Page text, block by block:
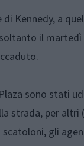
Kennedy, a
il
sono stati
strada, per
scatoloni, gli